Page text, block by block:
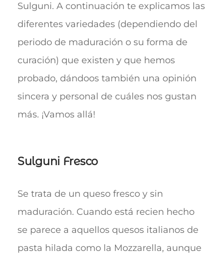
Sulguni. A continuación te explicamos las
diferentes variedades (dependiendo del
periodo de maduración o su forma de
curación) que existen y que hemos
probado, dándoos también una opinión
sincera y personal de cuáles nos gustan
más. ¡Vamos allá!
Sulguni Fresco
Se trata de un queso fresco y sin
maduración. Cuando está recien hecho
se parece a aquellos quesos italianos de
pasta hilada como la Mozzarella, aunque